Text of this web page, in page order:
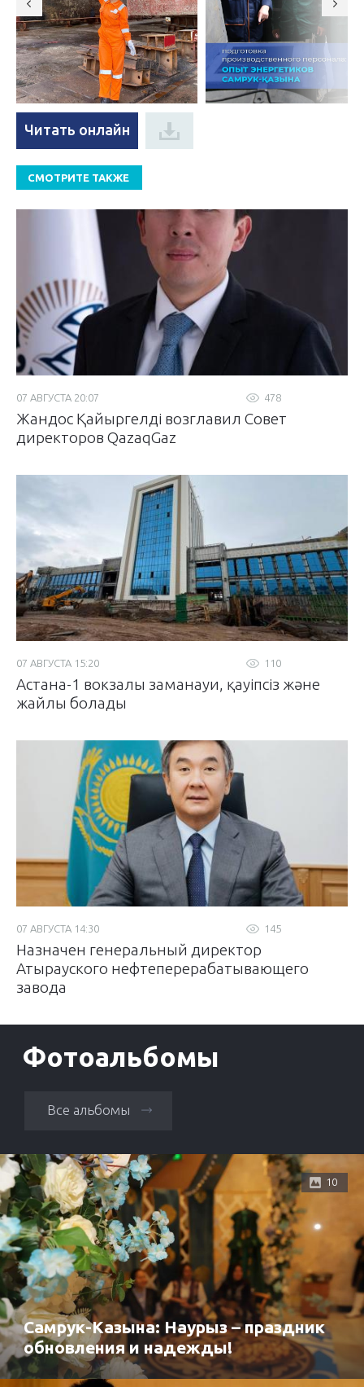
Читать онлайн
СМОТРИТЕ ТАКЖЕ
478
07 АВГУСТА 20:07
Жандос Қайыргелді возглавил Совет
директоров QazaqGaz
110
07 АВГУСТА 15:20
Астана-1 вокзалы заманауи, қауіпсіз және
жайлы болады
145
07 АВГУСТА 14:30
Назначен генеральный директор
Атырауского нефтеперерабатывающего
завода
Фотоальбомы
Все альбомы
10
Самрук-Казына: Наурыз – праздник
обновления и надежды!